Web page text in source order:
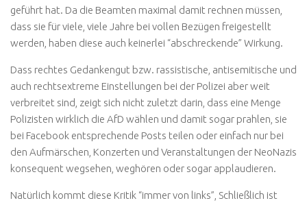
geführt hat. Da die Beamten maximal damit rechnen müssen,
dass sie für viele, viele Jahre bei vollen Bezügen freigestellt
werden, haben diese auch keinerlei “abschreckende” Wirkung.
Dass rechtes Gedankengut bzw. rassistische, antisemitische und
auch rechtsextreme Einstellungen bei der Polizei aber weit
verbreitet sind, zeigt sich nicht zuletzt darin, dass eine Menge
Polizisten wirklich die AfD wählen und damit sogar prahlen, sie
bei Facebook entsprechende Posts teilen oder einfach nur bei
den Aufmärschen, Konzerten und Veranstaltungen der NeoNazis
konsequent wegsehen, weghören oder sogar applaudieren.
Natürlich kommt diese Kritik “immer von links”, Schließlich ist